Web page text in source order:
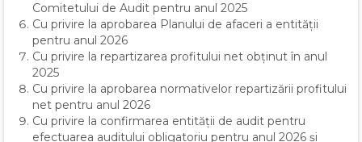
Comitetului de Audit pentru anul 2025
Cu privire la aprobarea Planului de afaceri a entității
pentru anul 2026
Cu privire la repartizarea profitului net obținut în anul
2025
Cu privire la aprobarea normativelor repartizării profitului
net pentru anul 2026
Cu privire la confirmarea entității de audit pentru
efectuarea auditului obligatoriu pentru anul 2026 și